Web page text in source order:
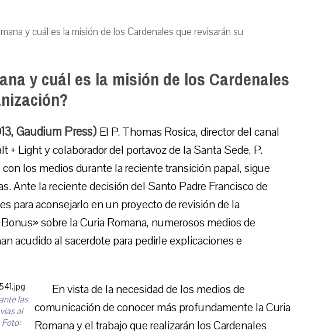
y cuál es la misión de los Cardenales que revisarán su
y cuál es la misión de los Cardenales
Gaudium Press) El P. Thomas Rosica, director del canal
+ Light y colaborador del portavoz de la Santa Sede, P.
los medios durante la reciente transición papal, sigue
Ante la reciente decisión del Santo Padre Francisco de
para aconsejarlo en un proyecto de revisión de la
sobre la Curia Romana, numerosos medios de
acudido al sacerdote para pedirle explicaciones e
las
al
Foto:
En vista de la necesidad de los medios de
comunicación de conocer más profundamente la Curia
Romana y el trabajo que realizarán los Cardenales